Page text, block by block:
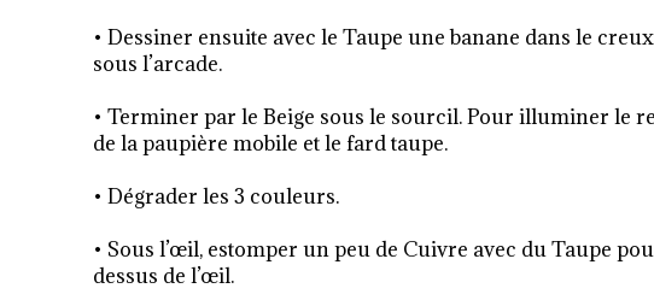
• Dessiner ensuite avec le Taupe une banane dans le
sous l’arcade.
• Terminer par le Beige sous le sourcil. Pour illuminer le
de la paupière mobile et le fard taupe.
• Dégrader les 3 couleurs.
• Sous l’œil, estomper un peu de Cuivre avec du Taupe
dessus de l’œil.